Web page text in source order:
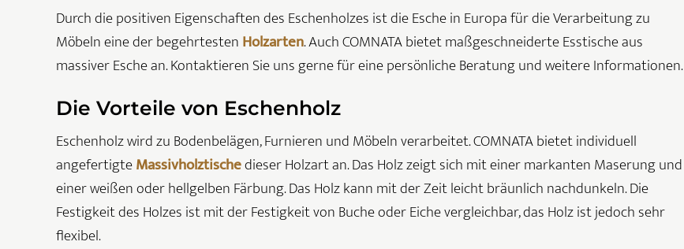
Durch die positiven Eigenschaften des Eschenholzes ist die Esche in Europa für die Verarbeitung zu
Möbeln eine der begehrtestenHolzarten. Auch COMNATA bietet maßgeschneiderte Esstische aus
massiver Esche an. Kontaktieren Sie uns gerne für eine persönliche Beratung und weitere Informationen.
Die Vorteile von Eschenholz
Eschenholz wird zu Bodenbelägen, Furnieren und Möbeln verarbeitet. COMNATA bietet individuell
angefertigteMassivholztischedieser Holzart an. Das Holz zeigt sich mit einer markanten Maserung und
einer weißen oder hellgelben Färbung. Das Holz kann mit der Zeit leicht bräunlich nachdunkeln. Die
Festigkeit des Holzes ist mit der Festigkeit von Buche oder Eiche vergleichbar, das Holz ist jedoch sehr
flexibel.